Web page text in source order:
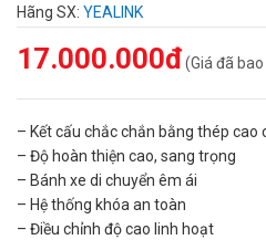
Hãng SX: YEALINK
17.000.000đ(Giá đã
– Kết cấu chắc chắn bằng thép cao
– Độ hoàn thiện cao, sang trọng
– Bánh xe di chuyển êm ái
– Hệ thống khóa an toàn
– Điều chỉnh độ cao linh hoạt